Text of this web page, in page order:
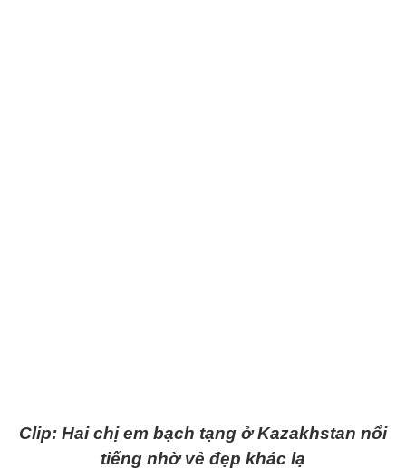
Clip: Hai chị em bạch tạng ở Kazakhstan nổi
tiếng nhờ vẻ đẹp khác lạ